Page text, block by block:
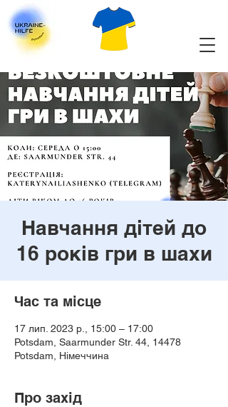
Навчання дітей до
16 років гри в шахи
Час та місце
17 лип. 2023 р., 15:00 – 17:00
Potsdam, Saarmunder Str. 44, 14478
Potsdam, Німеччина
Про захід